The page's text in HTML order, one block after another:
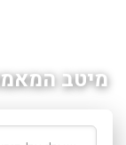
מיטב